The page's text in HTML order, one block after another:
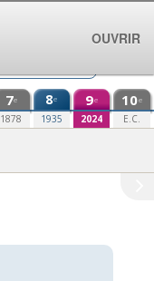
7e
1878
8e
1935
9e
2024
10e
E.C.
OUVRIR